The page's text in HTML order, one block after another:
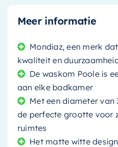
Meer informatie
Mondiaz, een merk
kwaliteit en
De waskom Poole is
aan elke badkamer
Met een diameter van
de perfecte grootte voor
ruimtes
Het matte witte